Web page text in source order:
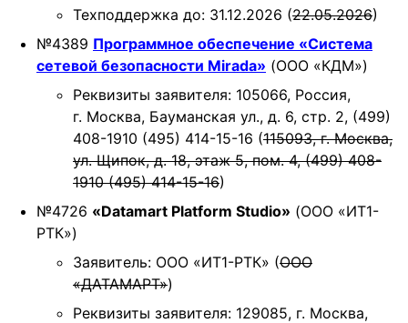
Техподдержка до: 31.12.2026 (22.05.2026)
№4389 Программное обеспечение «Система
сетевой безопасности Mirada» (ООО «КДМ»)
Реквизиты заявителя: 105066, Россия,
г. Москва, Бауманская ул., д. 6, стр. 2, (499)
408-1910 (495) 414-15-16 (115093, г. Москва,
ул. Щипок, д. 18, этаж 5, пом. 4, (499) 408-
1910 (495) 414-15-16)
№4726 «Datamart Platform Studio» (ООО «ИТ1-
РТК»)
Заявитель: ООО «ИТ1-РТК» (ООО
«ДАТАМАРТ»)
Реквизиты заявителя: 129085, г. Москва,